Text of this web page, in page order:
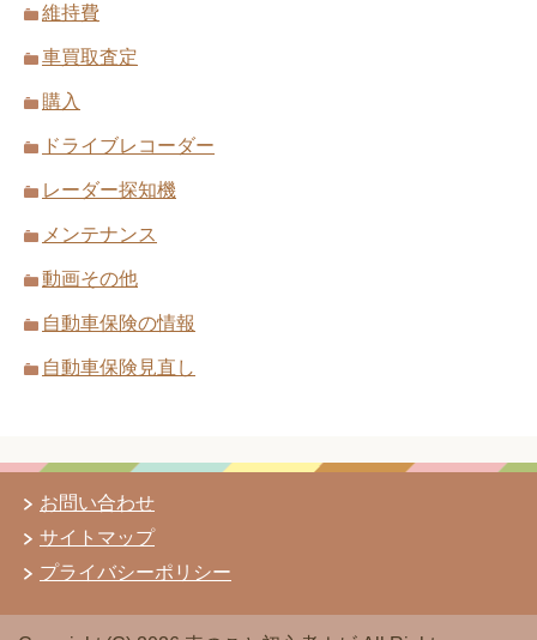
維持費
車買取査定
購入
ドライブレコーダー
レーダー探知機
メンテナンス
動画その他
自動車保険の情報
自動車保険見直し
お問い合わせ
サイトマップ
プライバシーポリシー